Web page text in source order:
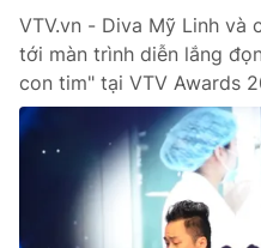
VTV.vn - Diva Mỹ Linh và
tới màn trình diễn lắng
con tim" tại VTV Awards